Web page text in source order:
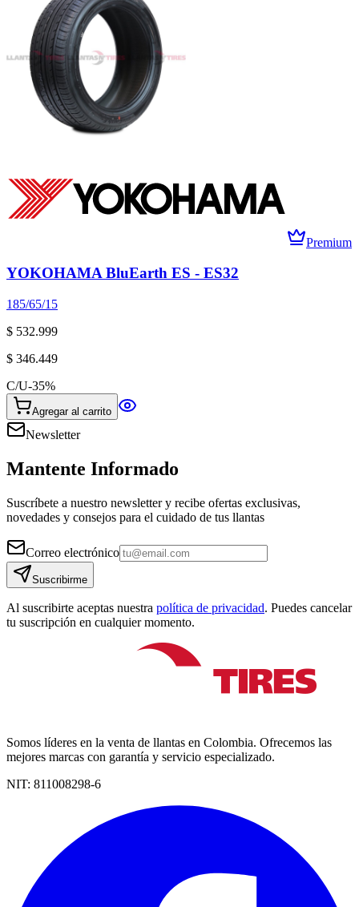
Premium
YOKOHAMA BluEarth ES - ES32
185/65/15
$ 532.999
$ 346.449
C/U-35%
Agregar al carrito
Newsletter
Mantente Informado
Suscríbete a nuestro newsletter y recibe ofertas exclusivas,
novedades y consejos para el cuidado de tus llantas
Correo electrónico
Suscribirme
Al suscribirte aceptas nuestra política de privacidad. Puedes cancelar
tu suscripción en cualquier momento.
Somos líderes en la venta de llantas en Colombia. Ofrecemos las
mejores marcas con garantía y servicio especializado.
NIT: 811008298-6